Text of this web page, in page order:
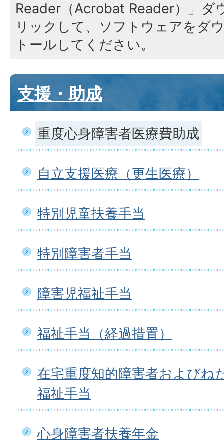
Reader（Acrobat Reader）」ダ
リックして、ソフトウェアをダ
トールしてください。
支援・助成
重度心身障害者医療費助成
自立支援医療（更生医療）
特別児童扶養手当
特別障害者手当
障害児福祉手当
福祉手当（経過措置）
在宅重度知的障害者およびね
福祉手当
心身障害者扶養年金